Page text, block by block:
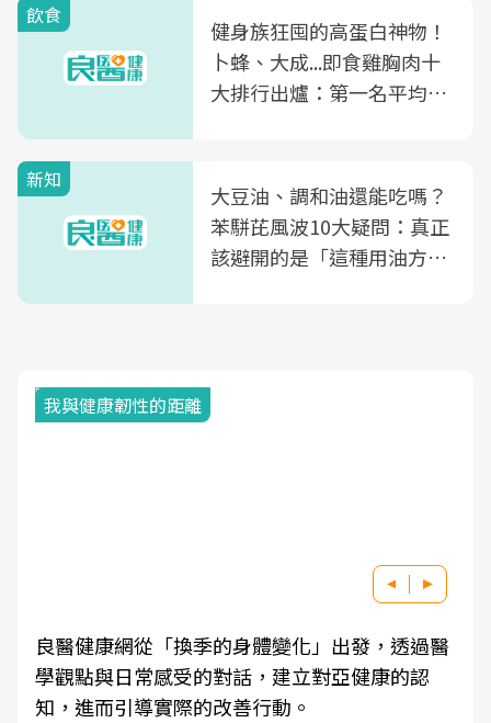
飲食
健身族狂囤的高蛋白神物！
卜蜂、大成...即食雞胸肉十
大排行出爐：第一名平均一
新知
大豆油、調和油還能吃嗎？
苯駢芘風波10大疑問：真正
該避開的是「這種用油方
我與健康韌性的距離
良醫健康網從「換季的身體變化」出發，透過醫
學觀點與日常感受的對話，建立對亞健康的認
知，進而引導實際的改善行動。